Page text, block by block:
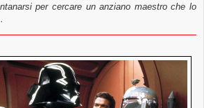
per cercare un anziano maestro che lo